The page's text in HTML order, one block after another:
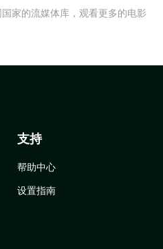
家的流媒体库，观看更多的电影
支持
帮助中心
设置指南